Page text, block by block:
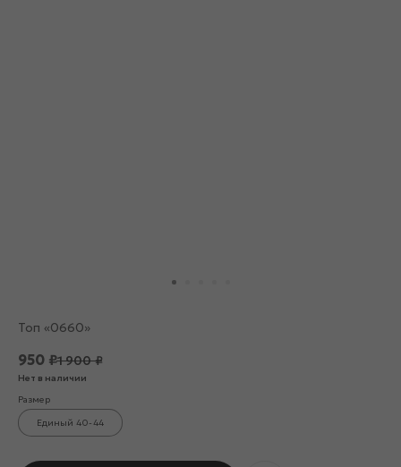
Топ «0660»
950 ₽1 900 ₽
Нет в наличии
Размер
Единый 40-44